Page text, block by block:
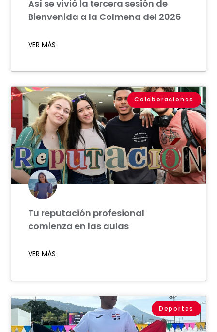
Así se vivió la tercera sesión de
Bienvenida a la Colmena del 2026
VER MÁS
Colaboraciones
Tu reputación profesional
comienza en las aulas
VER MÁS
Deportes